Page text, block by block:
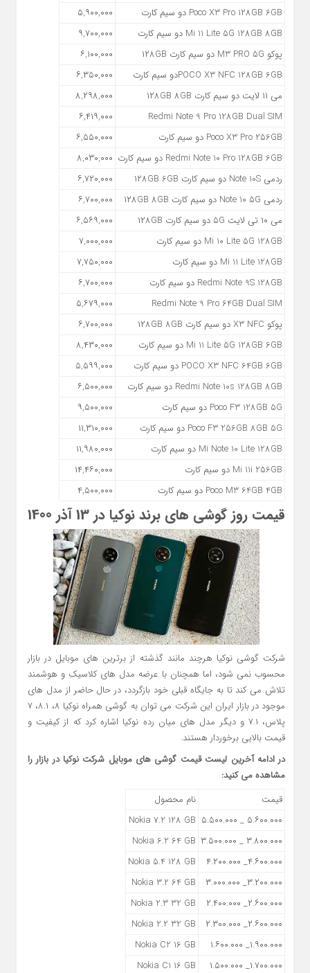
Poco X3 Pro 128GB 6GB دو سیم کارت
۵,۹۰۰,۰۰۰
Mi 11 Lite 5G 128GB 8GB دو سیم کارت
۹,۷۰۰,۰۰۰
پوکو M3 PRO 5G دو سیم‌ کارت ۱۲۸GB
۶,۱۰۰,۰۰۰
POCO X3 NFC 128GB 6GBدو سیم کارت
۶,۳۵۰,۰۰۰
می ۱۱ لایت دو سیم کارت ۱۲۸GB 8GB
۸,۲۹۸,۰۰۰
Redmi Note 9 Pro 128GB Dual SIM
۶,۴۱۹,۰۰۰
Poco X3 Pro 256GB دو سیم کارت
۶,۵۵۰,۰۰۰
Redmi Note 10 Pro 128GB 6GB دو سیم کارت
۸,۰۳۰,۰۰۰
ردمی Note 10S دو سیم کارت ۱۲۸GB 6GB
۶,۷۲۰,۰۰۰
ردمی Note 10 5G دو سیم کارت ۱۲۸GB 8GB
۶,۷۰۰,۰۰۰
می ۱۰ تی لایت ۵G دو سیم کارت ۱۲۸GB
۶,۵۶۹,۰۰۰
Mi 10 Lite 5G 128GB دو سیم کارت
۷,۰۰۰,۰۰۰
Mi 11 Lite 128GB دو سیم کارت
۷,۷۵۰,۰۰۰
Redmi Note 9S 128GB دو سیم کارت
۶,۷۰۰,۰۰۰
Redmi Note 9 Pro 64GB Dual SIM
۵,۶۷۹,۰۰۰
پوکو X3 NFC دو سیم کارت ۱۲۸GB 8GB
۶,۷۰۰,۰۰۰
Mi 11 Lite 5G 128GB 6GB دو سیم کارت
۸,۴۳۰,۰۰۰
POCO X3 NFC 64GB 6GB دو سیم کارت
۵,۵۹۹,۰۰۰
Redmi Note 10s 128GB 8GB دو سیم‌ کارت
۶,۵۰۰,۰۰۰
Poco F3 128GB 5G دو سیم کارت
۹,۵۰۰,۰۰۰
Poco F3 256GB 8GB 5G دو سیم کارت
۱۱,۳۱۰,۰۰۰
Mi Note 10 Lite 128GB دو سیم کارت
۱۱,۹۸۰,۰۰۰
Mi 11i 256GB دو سیم کارت
۱۴,۴۶۰,۰۰۰
Poco M3 64GB 4GB دو سیم کارت
۴,۵۰۰,۰۰۰
قیمت روز گوشی های برند نوکیا در 13 آذر 1400
شرکت گوشی نوکیا هرچند مانند گذشته از برترین های موبایل در بازار
محسوب نمی شود، اما همچنان با عرضه مدل های کلاسیک و هوشمند
تلاش می کند تا به جایگاه قبلی خود بازگردد، در حال حاضر از مدل های
موجود در بازار ایران این شرکت می توان به گوشی همراه نوکیا ۸، ۸.۱، ۷
پلاس، ۷.۱ و دیگر مدل های میان رده نوکیا اشاره کرد که از کیفیت و
قیمت بالایی برخوردار هستند.
در ادامه آخرین لیست قیمت گوشی های موبایل شرکت نوکیا در بازار را
مشاهده می کنید:
قیمت
نام محصول
۵.۶۰۰.۰۰۰ _ ۵.۵۰۰.۰۰۰
Nokia 7.2 128 GB
۳.۸۰۰.۰۰۰ _ ۳.۵۰۰.۰۰۰
Nokia 6.2 64 GB
۴.۶۰۰.۰۰۰_ ۴.۲۰۰.۰۰۰
Nokia 5.4 128 GB
۳.۲۰۰.۰۰۰_ ۳.۰۰۰.۰۰۰
Nokia 3.2 64 GB
۲.۶۰۰.۰۰۰_ ۲.۴۰۰.۰۰۰
Nokia 2.3 32 GB
۲.۶۰۰.۰۰۰_ ۲.۳۰۰.۰۰۰
Nokia 2.2 32 GB
۱.۹۰۰.۰۰۰_ ۱.۶۰۰.۰۰۰
Nokia C2 16 GB
۱.۷۰۰.۰۰۰_ ۱.۵۰۰.۰۰۰
Nokia C1 16 GB